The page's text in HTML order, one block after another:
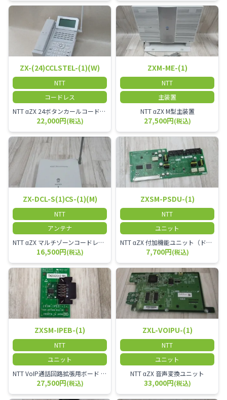
ZX-(24)CCLSTEL-(1)(W)
NTT
コードレス
NTT αZX 24ボタンカールコードレス電話機 無線タイプ、電話機と子機が離れるタイプのカールコードレス電話機です。 決裁者様等、オフィス内を頻繁に動かれる方のご使用が多いです。
22,000円(税込)
ZXM-ME-(1)
NTT
主装置
NTT αZX M型主装置
27,500円(税込)
ZX-DCL-S(1)CS-(1)(M)
NTT
アンテナ
NTT αZX マルチゾーンコードレススターアンテナ(マスター)
16,500円(税込)
ZXSM-PSDU-(1)
NTT
ユニット
NTT αZX 付加機能ユニット（ドアホンなど）
7,700円(税込)
ZXSM-IPEB-(1)
NTT
ユニット
NTT VoIP通話回路拡張用ボード ZXSM－IP内線ボード－「1」
27,500円(税込)
ZXL-VOIPU-(1)
NTT
ユニット
NTT αZX 音声変換ユニット
33,000円(税込)